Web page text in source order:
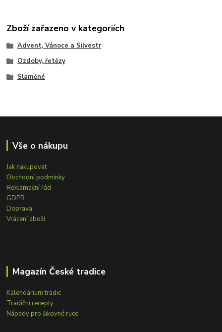
Zboží zařazeno v kategoriích
Advent, Vánoce a Silvestr
Ozdoby, řetězy
Slaměné
Vše o nákupu
Jak nakupovat
Obchodní podmínky
Reklamační řád
GDPR
Doprava
Vrácení zboží
Magazín České tradice
Kalendárium tradic
Tradiční recepty
Nápady pro šikovné ruce